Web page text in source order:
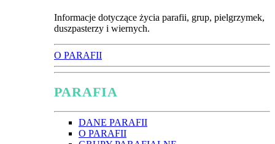
Informacje dotyczące życia parafii, grup, pielgrzymek,
duszpasterzy i wiernych.
O PARAFII
PARAFIA
DANE PARAFII
O PARAFII